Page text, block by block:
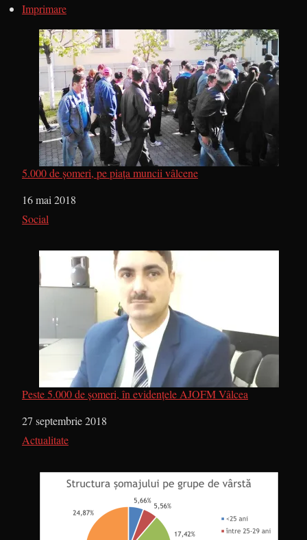
Imprimare
5.000 de șomeri, pe piața muncii vâlcene
Dată
16 mai 2018
În legătură cu
Social
Peste 5.000 de șomeri, în evidențele AJOFM Vâlcea
Dată
27 septembrie 2018
În legătură cu
Actualitate